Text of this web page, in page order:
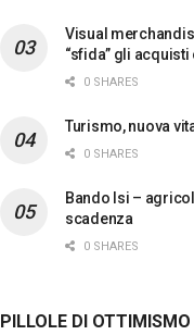
Visual
“sfida” gli acquisti
0 SHARES
Turismo, nuova
0 SHARES
Bando Isi –
scadenza
0 SHARES
PILLOLE DI OTTIMISMO